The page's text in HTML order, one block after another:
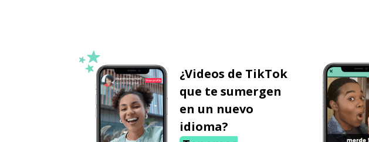
¿Videos de TikTok
que te sumergen
en un nuevo
idioma?